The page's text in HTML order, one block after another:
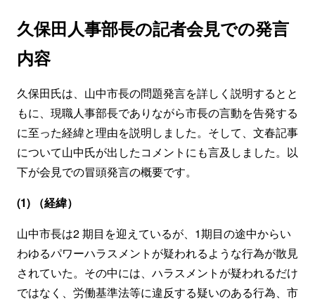
久保田人事部長の記者会見での発言
内容
久保田氏は、山中市長の問題発言を詳しく説明するとと
もに、現職人事部長でありながら市長の言動を告発する
に至った経緯と理由を説明しました。そして、文春記事
について山中氏が出したコメントにも言及しました。以
下が会見での冒頭発言の概要です。
(1) （経緯）
山中市長は2 期目を迎えているが、1期目の途中からい
わゆるパワーハラスメントが疑われるような行為が散見
されていた。その中には、ハラスメントが疑われるだけ
ではなく、労働基準法等に違反する疑いのある行為、市